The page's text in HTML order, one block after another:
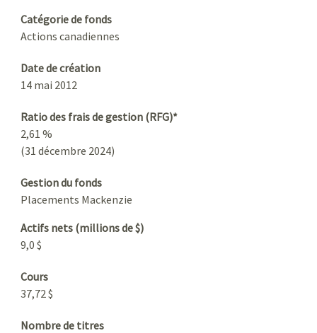
Catégorie de fonds
Actions canadiennes
Date de création
14 mai 2012
Ratio des frais de gestion (RFG)*
2,61 %
(31 décembre 2024)
Gestion du fonds
Placements Mackenzie
Actifs nets (millions de $)
9,0 $
Cours
37,72 $
Nombre de titres